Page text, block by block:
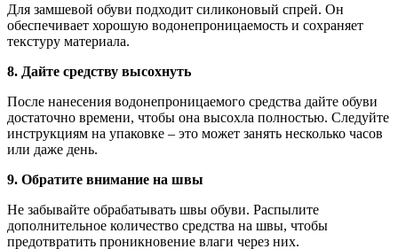
Для замшевой обуви подходит силиконовый спрей. Он
обеспечивает хорошую водонепроницаемость и сохраняет
текстуру материала.
8. Дайте средству высохнуть
После нанесения водонепроницаемого средства дайте обуви
достаточно времени, чтобы она высохла полностью. Следуйте
инструкциям на упаковке – это может занять несколько часов
или даже день.
9. Обратите внимание на швы
Не забывайте обрабатывать швы обуви. Распылите
дополнительное количество средства на швы, чтобы
предотвратить проникновение влаги через них.